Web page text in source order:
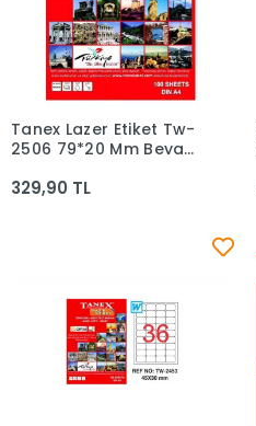
Sepete Ekle
Tanex Lazer Etiket Tw-
2506 79*20 Mm Beyaz
329,90 TL